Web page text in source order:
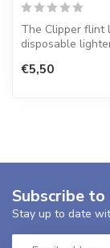
The Clipper flint
disposable
€5,50
Subscribe
Stay up to date